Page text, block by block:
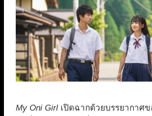
My Oni Girl เปิดฉากด้วยบรรยากาศ